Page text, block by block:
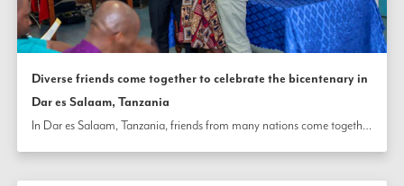
Diverse friends come together to celebrate the bicentenary in
Dar es Salaam, Tanzania
In Dar es Salaam, Tanzania, friends from many nations come together for the bicentenary of the birth of the Báb with reverence and joy to share prayers, study the message of the Universal House of Justice on the occasion, and view the film